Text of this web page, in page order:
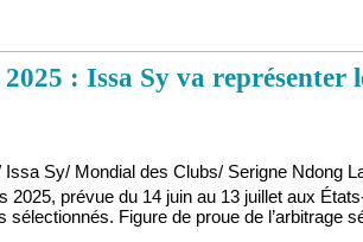
: Issa Sy va
Sy/ Mondial des Clubs/ Serigne Ndong
2025, prévue du 14 juin au 13 juillet aux
sélectionnés. Figure de proue de l’arbitrage